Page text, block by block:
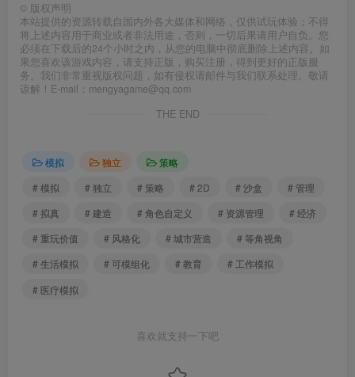
© 版权声明
本站提供的资源转载自国内外各大媒体和网络，仅供试玩体验；不得
将上述内容用于商业或者非法用途，否则，一切后果请用户自负。您
必须在下载后的24个小时之内，从您的电脑中彻底删除上述内容。如
果您喜欢该游戏内容，请支持正版，购买注册，得到更好的正版服
务。我们非常重视版权问题，如有侵权请邮件与我们联系处理。敬请
谅解！E-mail：mengyagame@qq.com
THE END
模拟 独立
策略
# 模拟
# 独立 # 策略 # 2D # 沙盒
# 管理
# 拟真
# 建造 # 角色自定义 # 资源管理
# 经济
# 重玩价值
# 风格化 # 城市营造
# 等角视角
# 生活模拟
# 可模组化 # 教育
# 工作模拟
# 医疗模拟
喜欢就支持一下吧